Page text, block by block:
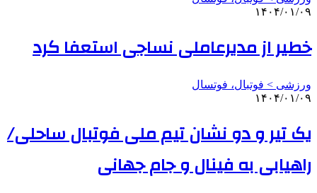
۱۴۰۴/۰۱/۰۹
خطیر از مدیرعاملی نساجی استعفا کرد
ورزشی > فوتبال، فوتسال
۱۴۰۴/۰۱/۰۹
یک تیر و دو نشان تیم ملی فوتبال ساحلی/
راهیابی به فینال و جام جهانی